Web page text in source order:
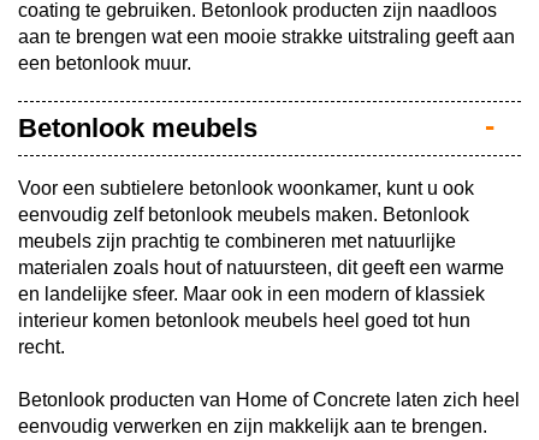
coating te gebruiken. Betonlook producten zijn naadloos
aan te brengen wat een mooie strakke uitstraling geeft aan
een betonlook muur.
Betonlook meubels
Voor een subtielere betonlook woonkamer, kunt u ook
eenvoudig zelf betonlook meubels maken. Betonlook
meubels zijn prachtig te combineren met natuurlijke
materialen zoals hout of natuursteen, dit geeft een warme
en landelijke sfeer. Maar ook in een modern of klassiek
interieur komen betonlook meubels heel goed tot hun
recht.
Betonlook producten van Home of Concrete laten zich heel
eenvoudig verwerken en zijn makkelijk aan te brengen.